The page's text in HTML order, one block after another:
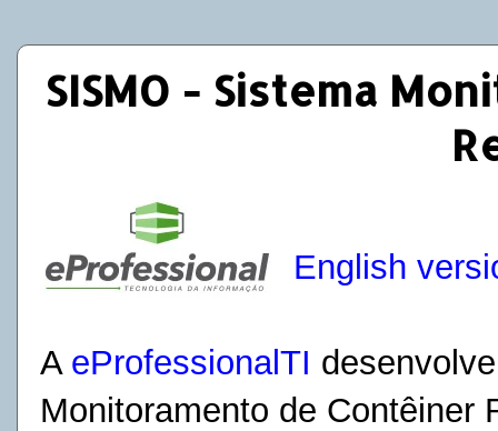
SISMO - Sistema
English
A eProfessionalTI
Monitoramento de Contêiner